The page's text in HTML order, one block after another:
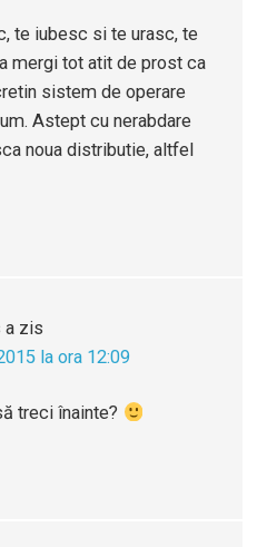
te iubesc si te urasc, te
mergi tot atit de prost ca
sistem de operare
Astept cu nerabdare
noua distributie, altfel
a zis
la ora 12:09
treci înainte?